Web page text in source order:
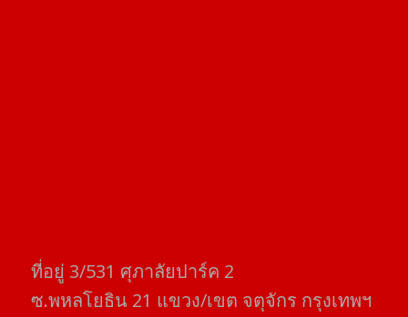
ที่อยู่​ 3/531​ ศุภาลัยปาร์ค​ 2
ซ.พหลโยธิน​ 21​ แขวง/เขต​ จตุจักร​ กรุงเทพฯ